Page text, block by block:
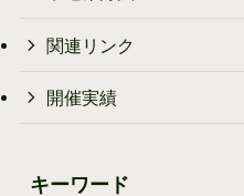
関連リンク
開催実績
キーワード